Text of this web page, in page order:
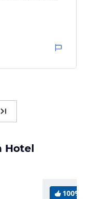
Hotel
100%